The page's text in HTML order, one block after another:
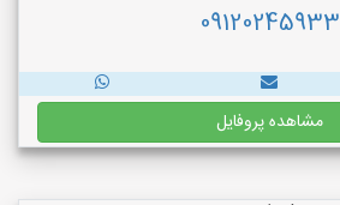
09120245933
مشاهده پروفایل